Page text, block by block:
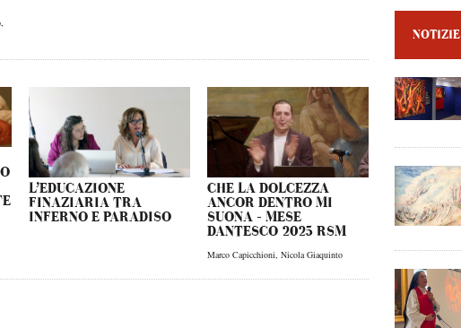
,
L’EDUCAZIONE
FINAZIARIA TRA
INFERNO E PARADISO
CHE LA DOLCEZZA
ANCOR DENTRO MI
SUONA – MESE
DANTESCO 2025 RSM
Marco Capicchioni,Nicola Giaquinto
NOTIZIE